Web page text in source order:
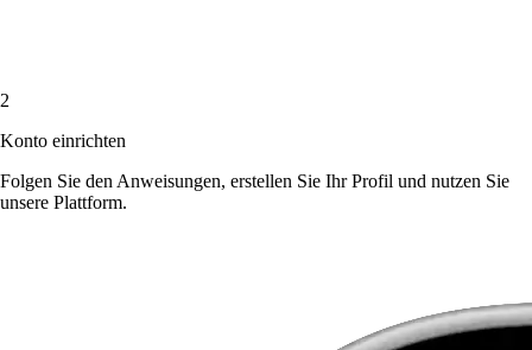
2
Konto einrichten
Folgen Sie den Anweisungen, erstellen Sie Ihr Profil und nutzen Sie
unsere Plattform.